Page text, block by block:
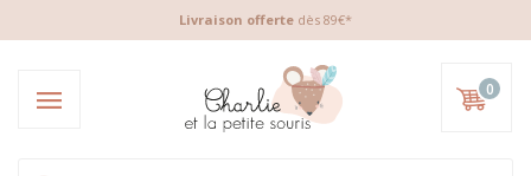
Livraison offerte dès 89€*
0